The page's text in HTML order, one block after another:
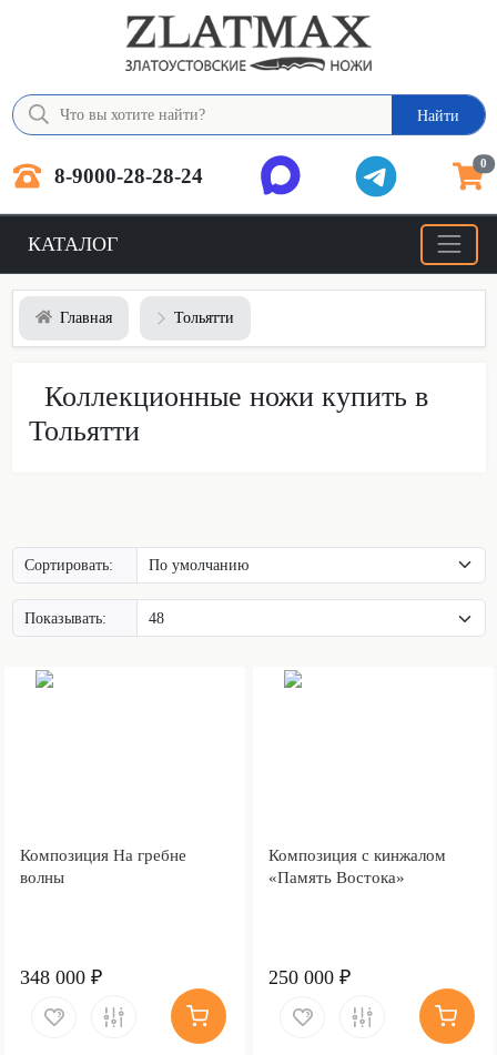
Найти
8-9000-28-28-24 0
КАТАЛОГ
Главная Тольятти
Коллекционные ножи купить в
Тольятти
Сортировать:
Показывать:
Композиция На гребне
волны
348 000 ₽
Композиция с кинжалом
«Память Востока»
250 000 ₽